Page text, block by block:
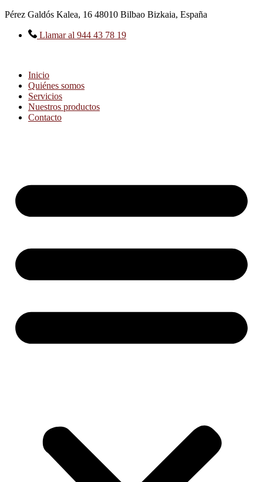
Ir
contenido
Pérez Galdós Kalea, 16 48010 Bilbao Bizkaia, España
Llamar al 944 43 78 19
Inicio
Quiénes somos
Servicios
Nuestros productos
Contacto